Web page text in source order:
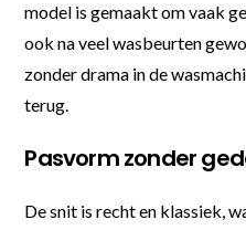
model is gemaakt om vaak
ook na veel wasbeurten
zonder drama in de
terug.
Pasvorm zonder
De snit is recht en klassiek,